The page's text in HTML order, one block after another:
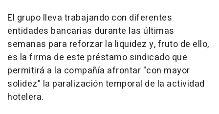
El grupo lleva trabajando con diferentes
entidades bancarias durante las últimas
semanas para reforzar la liquidez y, fruto de ello,
es la firma de este préstamo sindicado que
permitirá a la compañía afrontar "con mayor
solidez" la paralización temporal de la actividad
hotelera.